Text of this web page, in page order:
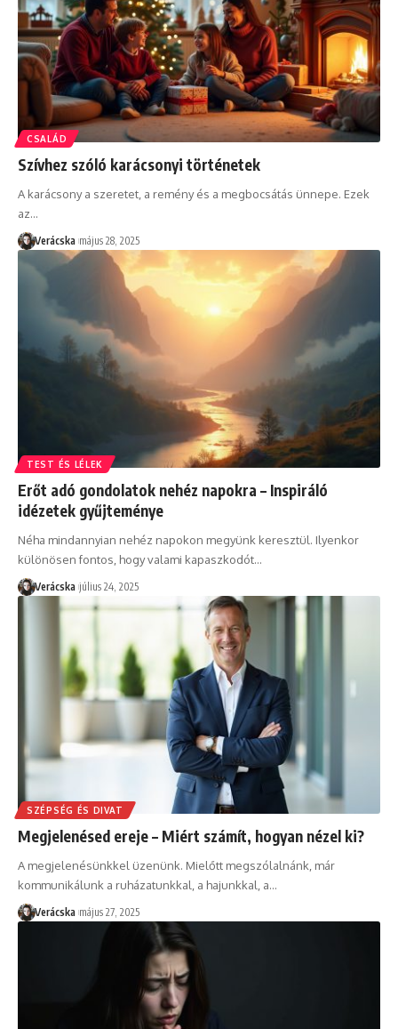
CSALÁD
Szívhez szóló karácsonyi történetek
A karácsony a szeretet, a remény és a megbocsátás ünnepe. Ezek
az…
Verácska május 28, 2025
TEST ÉS LÉLEK
Erőt adó gondolatok nehéz napokra – Inspiráló
idézetek gyűjteménye
Néha mindannyian nehéz napokon megyünk keresztül. Ilyenkor
különösen fontos, hogy valami kapaszkodót…
Verácska július 24, 2025
SZÉPSÉG ÉS DIVAT
Megjelenésed ereje – Miért számít, hogyan nézel ki?
A megjelenésünkkel üzenünk. Mielőtt megszólalnánk, már
kommunikálunk a ruházatunkkal, a hajunkkal, a…
Verácska május 27, 2025